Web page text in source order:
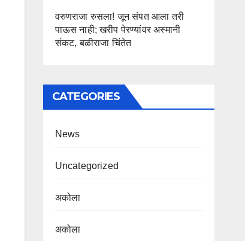
वरुणराजा रुसला! जून संपत आला तरी
पाऊस नाही; खरीप पेरण्यांवर अस्मानी
संकट, बळीराजा चिंतेत
CATEGORIES
News
Uncategorized
अकोला
अकोला